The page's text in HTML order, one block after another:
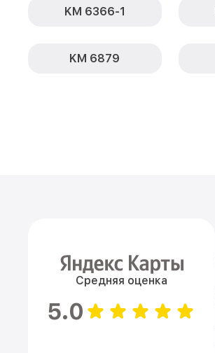
KM 6366-1
KM 6879
Средняя оценка
5.0